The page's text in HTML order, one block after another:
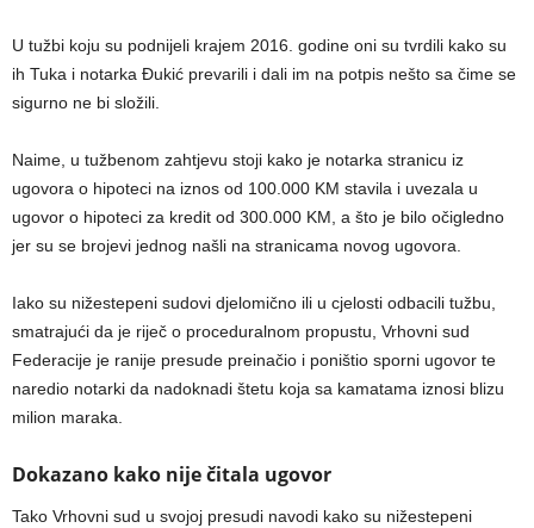
U tužbi koju su podnijeli krajem 2016. godine oni su tvrdili kako su
ih Tuka i notarka Đukić prevarili i dali im na potpis nešto sa čime se
sigurno ne bi složili.
Naime, u tužbenom zahtjevu stoji kako je notarka stranicu iz
ugovora o hipoteci na iznos od 100.000 KM stavila i uvezala u
ugovor o hipoteci za kredit od 300.000 KM, a što je bilo očigledno
jer su se brojevi jednog našli na stranicama novog ugovora.
Iako su nižestepeni sudovi djelomično ili u cjelosti odbacili tužbu,
smatrajući da je riječ o proceduralnom propustu, Vrhovni sud
Federacije je ranije presude preinačio i poništio sporni ugovor te
naredio notarki da nadoknadi štetu koja sa kamatama iznosi blizu
milion maraka.
Dokazano kako nije čitala ugovor
Tako Vrhovni sud u svojoj presudi navodi kako su nižestepeni